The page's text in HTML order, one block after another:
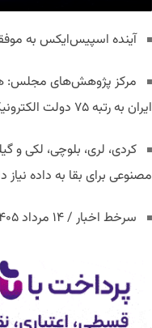
آینده اسپیس‌ایکس به
مرکز پژوهش‌های مجلس:
ایران به رتبه ۷۵ دولت الکترونیکی است
کردی، لری، بلوچی، لکی و
مصنوعی برای بقا به داده نیاز
سرخط اخبار / ۱۴ مرداد ۱۴۰۵